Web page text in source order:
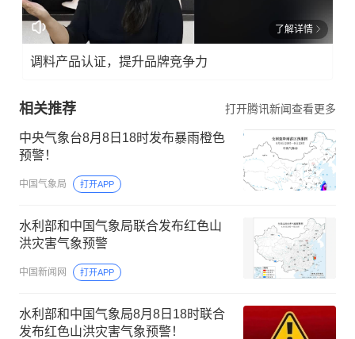
了解详情
调料产品认证，提升品牌竞争力
相关推荐 打开腾讯新闻查看更多
中央气象台8月8日18时发布暴雨橙色
预警！
中国气象局 打开APP
水利部和中国气象局联合发布红色山
洪灾害气象预警
中国新闻网 打开APP
水利部和中国气象局8月8日18时联合
发布红色山洪灾害气象预警！